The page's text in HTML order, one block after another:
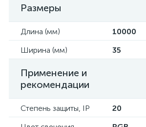
Размеры
Длина (мм)
10000
Ширина (мм)
35
Применение и
рекомендации
Степень защиты, IP
20